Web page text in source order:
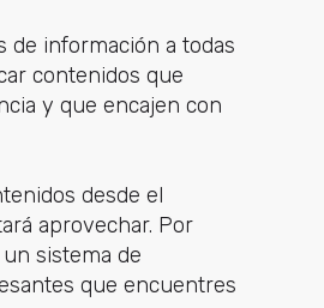
de información a todas
contenidos que
y que encajen con
desde el
aprovechar. Por
sistema de
que encuentres